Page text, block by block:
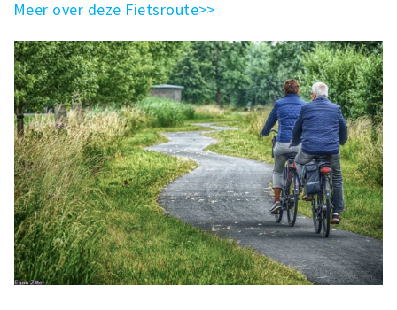
Meer over deze Fietsroute>>